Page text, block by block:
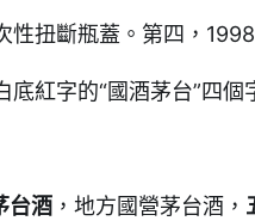
性扭斷瓶蓋。第四，
紅字的“國酒茅台”四個
台酒 ，地方國營茅台酒，